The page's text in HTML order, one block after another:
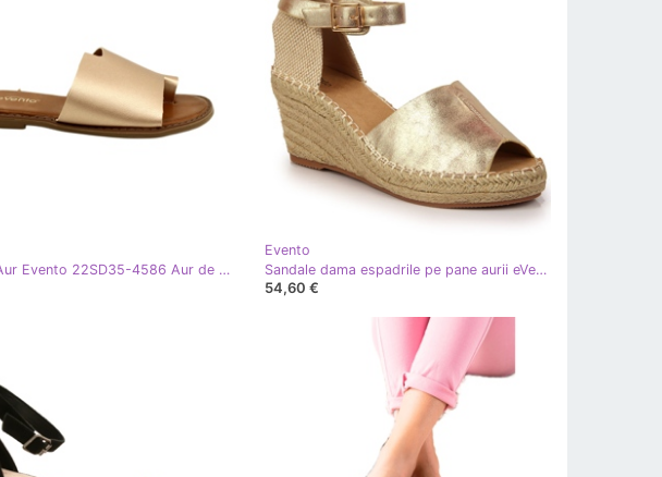
Papuci Aur Evento 22SD35-4586 Aur de aur
Evento
Sandale dama espadrile pe pane aurii eVento de aur
54,60 €